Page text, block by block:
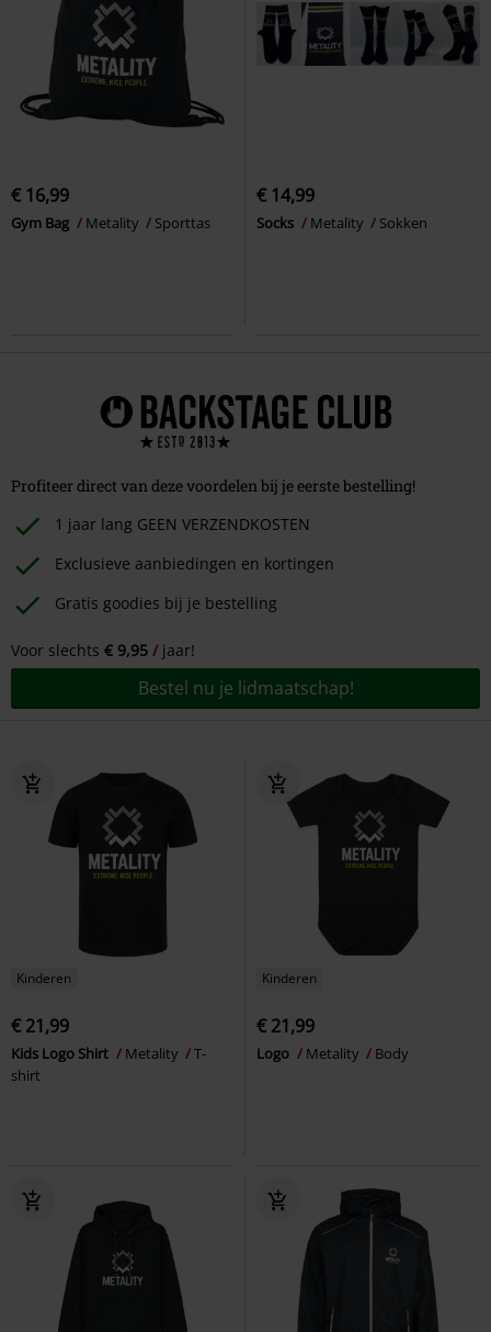
€ 16,99
Gym Bag Metality Sporttas
€ 14,99
Socks Metality Sokken
Profiteer direct van deze voordelen bij je eerste bestelling!
1 jaar lang GEEN VERZENDKOSTEN
Exclusieve aanbiedingen en kortingen
Gratis goodies bij je bestelling
Voor slechts € 9,95 jaar!
Bestel nu je lidmaatschap!
Kinderen
€ 21,99
Kids Logo Shirt Metality
T-
shirt
Kinderen
€ 21,99
Logo Metality Body